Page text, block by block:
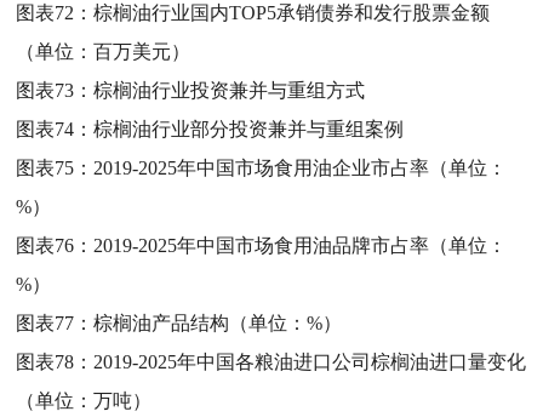
图表72：棕榈油行业国内TOP5承销债券和发行股票金额
（单位：百万美元）
图表73：棕榈油行业投资兼并与重组方式
图表74：棕榈油行业部分投资兼并与重组案例
图表75： 2019-2025年中国市场食用油企业市占率（单位：
%）
图表76： 2019-2025年中国市场食用油品牌市占率（单位：
%）
图表77：棕榈油产品结构（单位：%）
图表78： 2019-2025年中国各粮油进口公司棕榈油进口量变化
（单位：万吨）